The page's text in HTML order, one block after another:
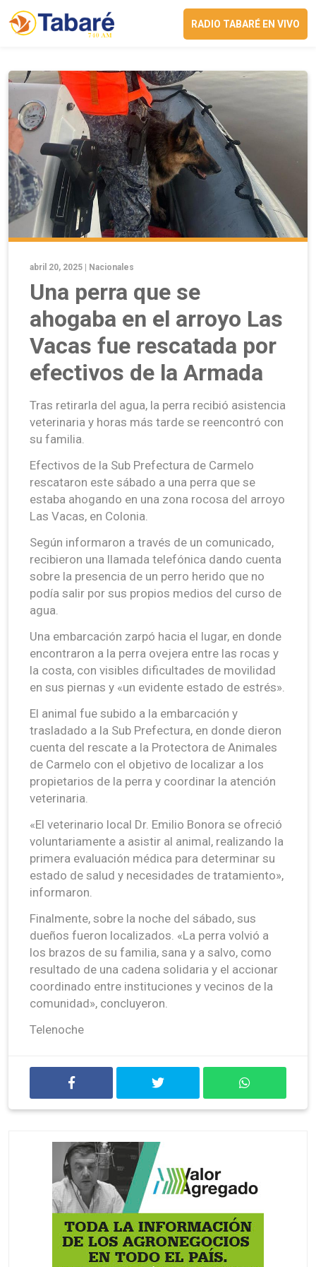
RADIO TABARÉ EN VIVO
abril 20, 2025 | Nacionales
Una perra que se
ahogaba en el arroyo Las
Vacas fue rescatada por
efectivos de la Armada
Tras retirarla del agua, la perra recibió asistencia
veterinaria y horas más tarde se reencontró con
su familia.
Efectivos de la Sub Prefectura de Carmelo
rescataron este sábado a una perra que se
estaba ahogando en una zona rocosa del arroyo
Las Vacas, en Colonia.
Según informaron a través de un comunicado,
recibieron una llamada telefónica dando cuenta
sobre la presencia de un perro herido que no
podía salir por sus propios medios del curso de
agua.
Una embarcación zarpó hacia el lugar, en donde
encontraron a la perra ovejera entre las rocas y
la costa, con visibles dificultades de movilidad
en sus piernas y «un evidente estado de estrés».
El animal fue subido a la embarcación y
trasladado a la Sub Prefectura, en donde dieron
cuenta del rescate a la Protectora de Animales
de Carmelo con el objetivo de localizar a los
propietarios de la perra y coordinar la atención
veterinaria.
«El veterinario local Dr. Emilio Bonora se ofreció
voluntariamente a asistir al animal, realizando la
primera evaluación médica para determinar su
estado de salud y necesidades de tratamiento»,
informaron.
Finalmente, sobre la noche del sábado, sus
dueños fueron localizados. «La perra volvió a
los brazos de su familia, sana y a salvo, como
resultado de una cadena solidaria y el accionar
coordinado entre instituciones y vecinos de la
comunidad», concluyeron.
Telenoche